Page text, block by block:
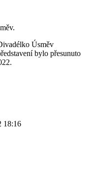
Úsměv
bylo přesunuto
18:16